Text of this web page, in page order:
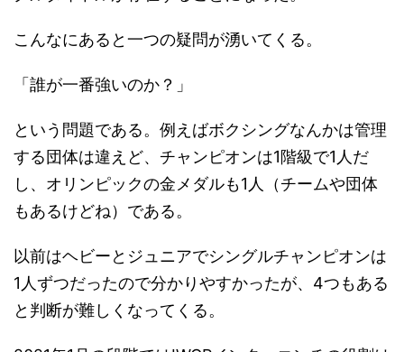
こんなにあると一つの疑問が湧いてくる。
「誰が一番強いのか？」
という問題である。例えばボクシングなんかは管理
する団体は違えど、チャンピオンは1階級で1人だ
し、オリンピックの金メダルも1人（チームや団体
もあるけどね）である。
以前はヘビーとジュニアでシングルチャンピオンは
1人ずつだったので分かりやすかったが、4つもある
と判断が難しくなってくる。